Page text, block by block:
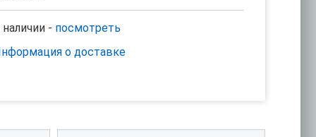
наличии - посмотреть
о доставке